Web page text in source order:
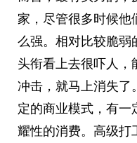
家，尽管很多时候
么强。相对比较脆弱
头衔看上去很吓人
冲击，就马上消失
定的商业模式，有
耀性的消费。高级